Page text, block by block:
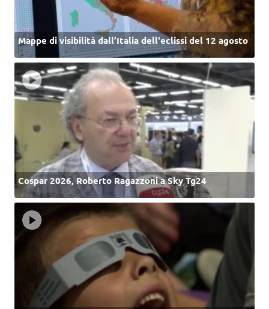
Mappe di visibilità dall’Italia dell'eclissi del 12 agosto
Cospar 2026, Roberto Ragazzoni a Sky Tg24